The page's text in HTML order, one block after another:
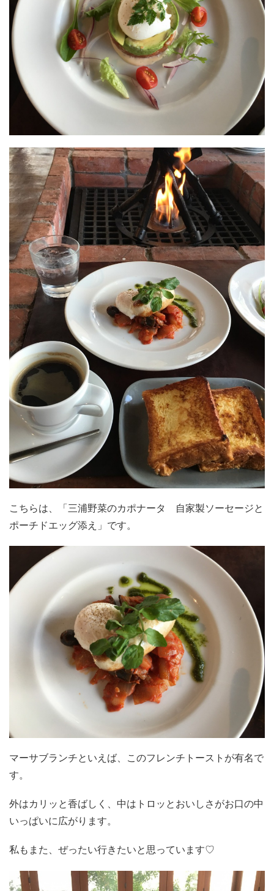
こちらは、「三浦野菜のカポナータ 自家製ソーセージと
ポーチドエッグ添え」です。
マーサブランチといえば、このフレンチトーストが有名で
す。
外はカリッと香ばしく、中はトロッとおいしさがお口の中
いっぱいに広がります。
私もまた、ぜったい行きたいと思っています♡